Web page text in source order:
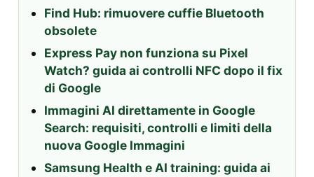
Find Hub: rimuovere cuffie Bluetooth
obsolete
Express Pay non funziona su Pixel
Watch? guida ai controlli NFC dopo il fix
di Google
Immagini AI direttamente in Google
Search: requisiti, controlli e limiti della
nuova Google Immagini
Samsung Health e AI training: guida ai